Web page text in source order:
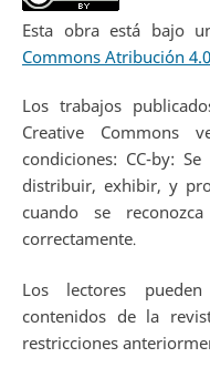
Esta obra está bajo
Commons Atribución 4.0
Los trabajos
Creative Commons
condiciones: CC-by:
distribuir, exhibir, y
cuando se
correctamente.
Los lectores
contenidos de la
restricciones